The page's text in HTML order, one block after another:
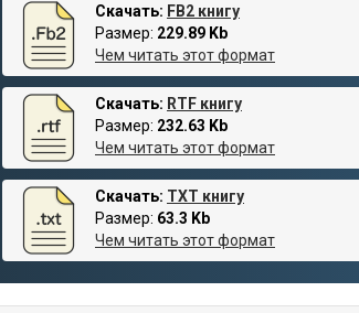
Скачать: FB2 книгу
Размер: 229.89 Kb
Чем читать этот формат
Скачать: RTF книгу
Размер: 232.63 Kb
Чем читать этот формат
Скачать: TXT книгу
Размер: 63.3 Kb
Чем читать этот формат